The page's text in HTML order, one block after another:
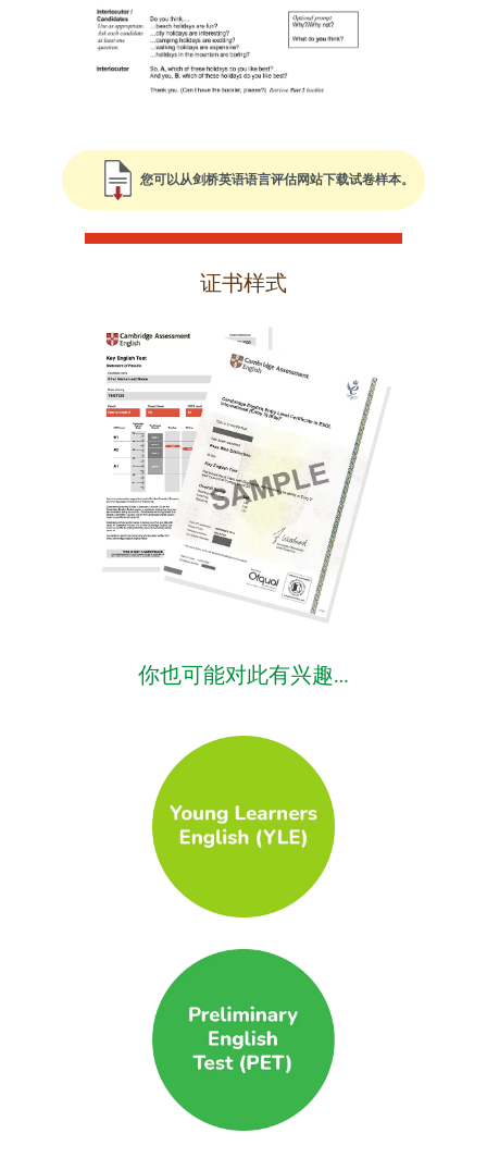
您可以从剑桥英语语言评估网站下载试卷样本。
证书样式
你也可能对此有兴趣…